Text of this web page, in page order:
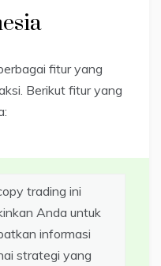
fitur yang
Berikut fitur yang
trading ini
Anda untuk
informasi
strategi yang